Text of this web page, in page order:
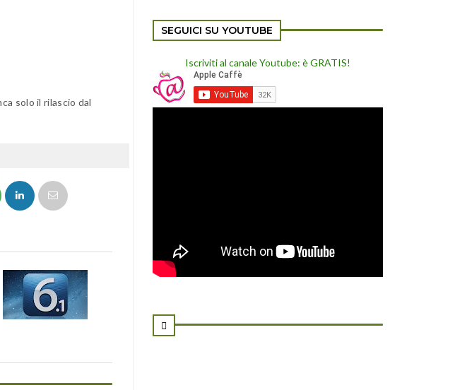
solo il rilascio dal
SEGUICI SU YOUTUBE
Iscriviti al canale Youtube: è GRATIS!
